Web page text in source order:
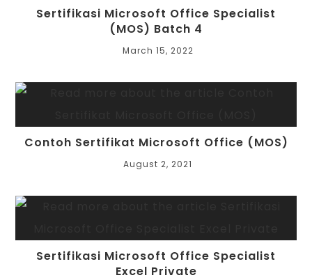
Sertifikasi Microsoft Office Specialist
(MOS) Batch 4
March 15, 2022
Contoh Sertifikat Microsoft Office (MOS)
August 2, 2021
Sertifikasi Microsoft Office Specialist
Excel Private